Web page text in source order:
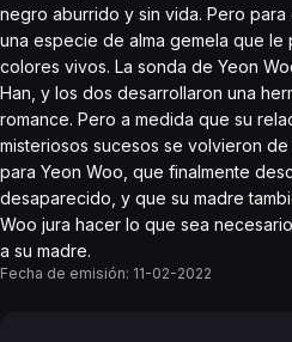
negro aburrido y sin vida. Pero para
una especie de alma gemela que le
colores vivos. La sonda de Yeon
Han, y los dos desarrollaron una
romance. Pero a medida que su
misteriosos sucesos se volvieron
para Yeon Woo, que finalmente
desaparecido, y que su madre
Woo jura hacer lo que sea
a su madre.
Fecha de emisión: 11-02-2022